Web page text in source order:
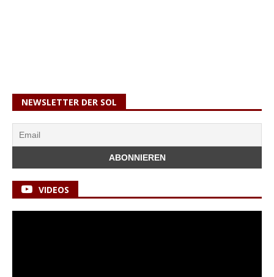
NEWSLETTER DER SOL
VIDEOS